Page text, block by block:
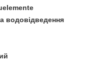
водовідведення